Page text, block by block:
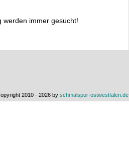
werden immer gesucht!
2010 - 2026 by schmalspur-ostwestfalen.de